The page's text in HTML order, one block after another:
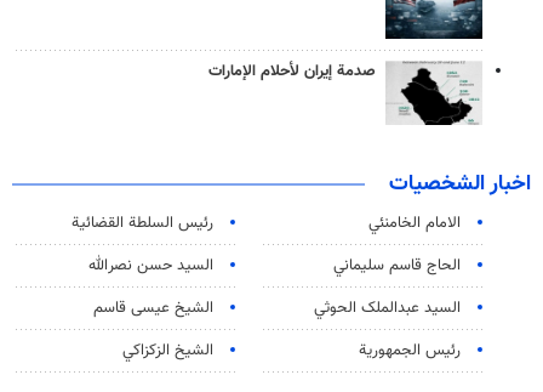
صدمة إيران لأحلام الإمارات
اخبار الشخصيات
الامام الخامنئي
رئیس السلطة القضائیة
الحاج قاسم سليماني
السيد حسن نصرالله
السید عبدالملک الحوثي
الشيخ عيسى قاسم
رئيس الجمهورية
الشيخ الزكزاكي